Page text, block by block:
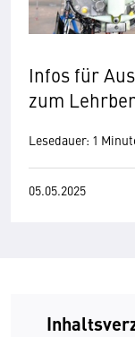
Infos für
zum
Lesedauer: 1
05.05.2025